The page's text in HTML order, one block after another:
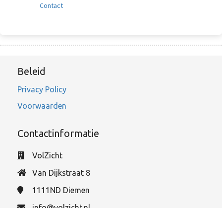
Contact
Beleid
Privacy Policy
Voorwaarden
Contactinformatie
VolZicht
Van Dijkstraat 8
1111ND Diemen